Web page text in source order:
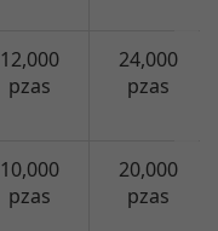
12,000
pzas
24,000
pzas
10,000
pzas
20,000
pzas